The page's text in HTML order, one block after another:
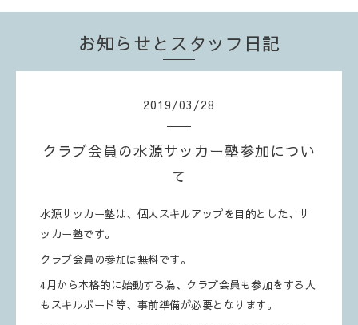
お知らせとスタッフ日記
2019/03 /28
クラブ会員の水源サッカー塾参加につい
て
水源サッカー塾は、個人スキルアップを目的とした、サ
ッカー塾です。
クラブ会員の参加は無料です。
4月から本格的に始動する為、クラブ会員も参加をする人
も スキルボード等、 事前準備が必要となります。